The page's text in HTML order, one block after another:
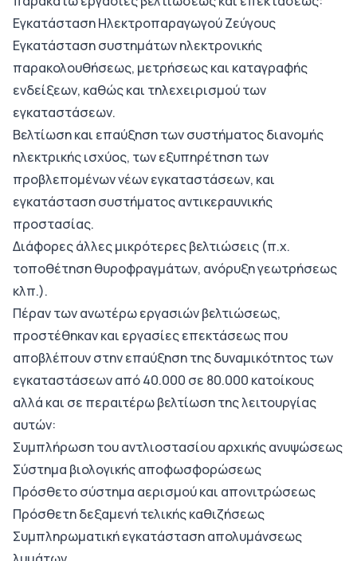
Εγκατάσταση Ηλεκτροπαραγωγού Ζεύγους
Εγκατάσταση συστημάτων ηλεκτρονικής
παρακολουθήσεως, μετρήσεως και καταγραφής
ενδείξεων, καθώς και τηλεχειρισμού των
εγκαταστάσεων.
Βελτίωση και επαύξηση των συστήματος διανομής
ηλεκτρικής ισχύος, των εξυπηρέτηση των
προβλεπομένων νέων εγκαταστάσεων, και
εγκατάσταση συστήματος αντικεραυνικής
προστασίας.
Διάφορες άλλες μικρότερες βελτιώσεις (π.χ.
τοποθέτηση θυροφραγμάτων, ανόρυξη γεωτρήσεως
κλπ.).
Πέραν των ανωτέρω εργασιών βελτιώσεως,
προστέθηκαν και εργασίες επεκτάσεως που
αποβλέπουν στην επαύξηση της δυναμικότητος των
εγκαταστάσεων από 40.000 σε 80.000 κατοίκους
αλλά και σε περαιτέρω βελτίωση της λειτουργίας
αυτών:
Συμπλήρωση του αντλιοστασίου αρχικής ανυψώσεως
Σύστημα βιολογικής αποφωσφορώσεως
Πρόσθετο σύστημα αερισμού και απονιτρώσεως
Πρόσθετη δεξαμενή τελικής καθιζήσεως
Συμπληρωματική εγκατάσταση απολυμάνσεως